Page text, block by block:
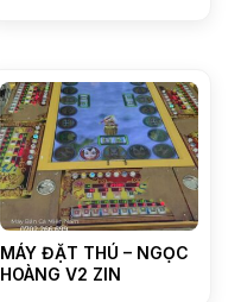
MÁY ĐẶT THÚ – NGỌC
HOÀNG V2 ZIN